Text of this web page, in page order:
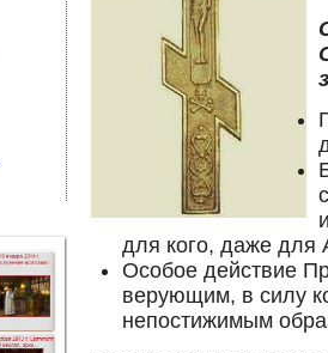
для кого, даже для
Особое действие
верующим, в силу
непостижимым